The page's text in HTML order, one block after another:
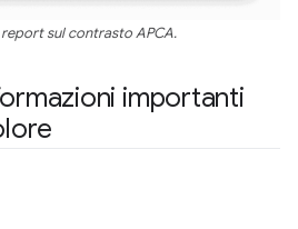
report sul contrasto APCA.
importanti